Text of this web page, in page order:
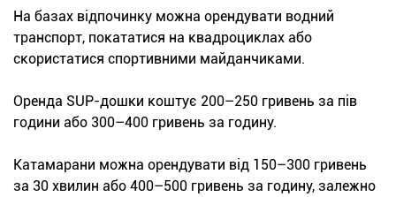
На базах відпочинку можна орендувати водний
транспорт, покататися на квадроциклах або
скористатися спортивними майданчиками.
Оренда SUP-дошки коштує 200–250 гривень за пів
години або 300–400 гривень за годину.
Катамарани можна орендувати від 150–300 гривень
за 30 хвилин або 400–500 гривень за годину, залежно